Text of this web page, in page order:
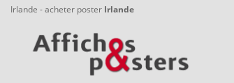
Irlande - acheter poster Irlande